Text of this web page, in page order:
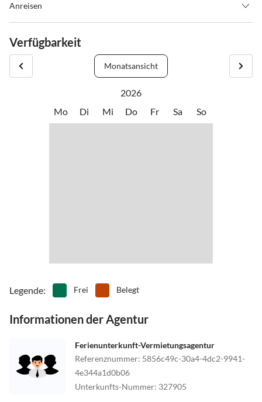
Anreisen
Autobahn Salzburg - Villach - Abfahrt Eben in Pongau - Filzmoos -
Ramsau.
Bahnstation Schladming - Taxis oder Bus nach Ramsau,
Schladming - Ramsau -
Verfügbarkeit
Monatsansicht
2026
Mo
Di Mi Do Fr Sa So
Legende: Frei Belegt
Informationen der Agentur
Ferienunterkunft-Vermietungsagentur
Referenznummer: 5856c49c-30a4-4dc2-9941-
4e344a1d0b06
Unterkunfts-Nummer: 327905